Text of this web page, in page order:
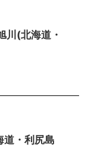
川(北海道・
道・利尻島